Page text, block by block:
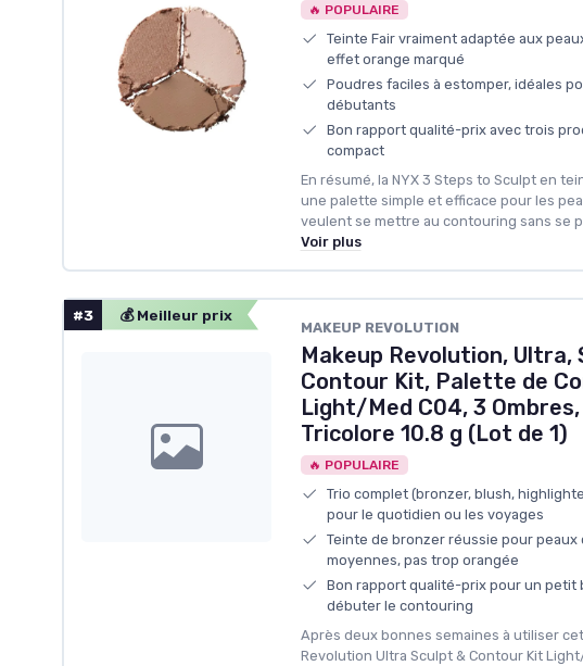
🔥 POPULAIRE
Teinte Fair vraiment adaptée aux
effet orange marqué
Poudres faciles à estomper, idéales
débutants
Bon rapport qualité-prix avec trois
compact
En résumé, la NYX 3 Steps to Sculpt en
une palette simple et efficace pour les
veulent se mettre au contouring sans se
Voir plus
#3 💰 Meilleur prix
MAKEUP REVOLUTION
Makeup Revolution, Ultra,
Contour Kit, Palette de
Light/Med C04, 3 Ombres,
Tricolore 10.8 g (Lot de 1)
🔥 POPULAIRE
Trio complet (bronzer, blush,
pour le quotidien ou les voyages
Teinte de bronzer réussie pour peaux
moyennes, pas trop orangée
Bon rapport qualité-prix pour un petit
débuter le contouring
Après deux bonnes semaines à utiliser
Revolution Ultra Sculpt & Contour Kit